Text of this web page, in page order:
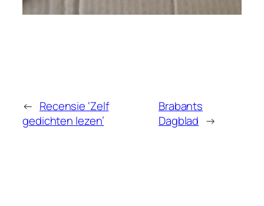
← Recensie ‘Zelf
gedichten lezen’
Brabants
Dagblad →